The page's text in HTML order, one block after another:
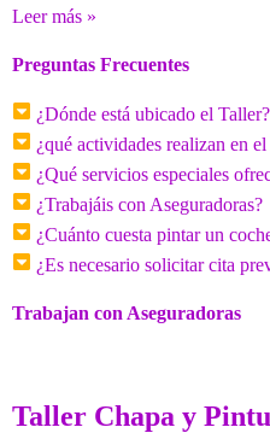
Leer más »
Preguntas Frecuentes
¿Dónde está ubicado el Taller?
¿qué actividades realizan en
¿Qué servicios especiales
¿Trabajáis con Aseguradoras?
¿Cuánto cuesta pintar un
¿Es necesario solicitar cita
Trabajan con Aseguradoras
Taller Chapa y